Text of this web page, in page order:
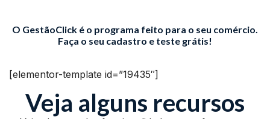
O GestãoClick é o programa feito para o seu comércio.
Faça o seu cadastro e teste grátis!
[elementor-template id=”19435″]
Veja alguns recursos